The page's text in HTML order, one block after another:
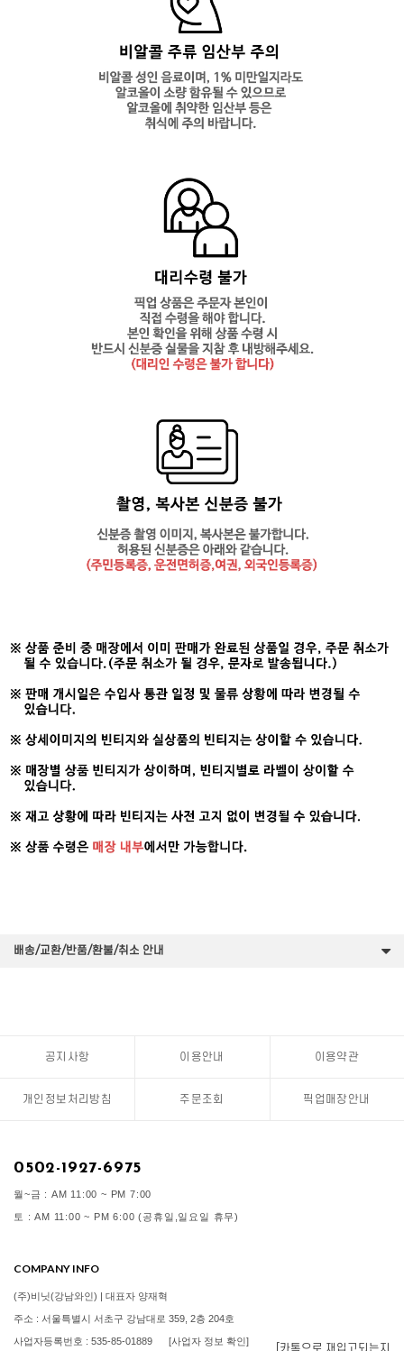
배송/교환/반품/환불/취소 안내
공지사항 이용안내 이용약관
개인정보처리방침 주문조회 픽업매장안내
0502-1927-6975
월~금 : AM 11:00 ~ PM 7:00
토 : AM 11:00 ~ PM 6:00 (공휴일,일요일 휴무)
COMPANY INFO
(주)비닛(강남와인) | 대표자 양재혁
주소 : 서울특별시 서초구 강남대로 359, 2층 204호
사업자등록번호 : 535-85-01889 [사업자 정보 확인]
[카톡으로 재입고되는지